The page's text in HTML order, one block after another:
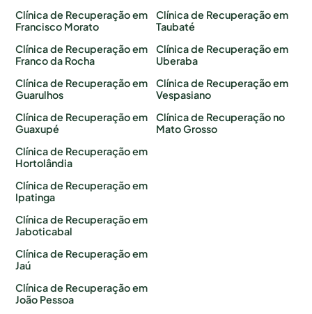
Clínica de Recuperação em
Francisco Morato
Clínica de Recuperação em
Franco da Rocha
Clínica de Recuperação em
Guarulhos
Clínica de Recuperação em
Guaxupé
Clínica de Recuperação em
Hortolândia
Clínica de Recuperação em
Ipatinga
Clínica de Recuperação em
Jaboticabal
Clínica de Recuperação em
Jaú
Clínica de Recuperação em
João Pessoa
Clínica de Recuperação em
Taubaté
Clínica de Recuperação em
Uberaba
Clínica de Recuperação em
Vespasiano
Clínica de Recuperação no
Mato Grosso